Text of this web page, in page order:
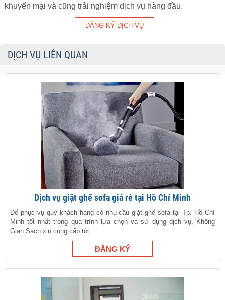
khuyến mại và cũng trải nghiệm dịch vụ hàng đầu.
DỊCH VỤ LIÊN QUAN
Dịch vụ giặt ghế sofa giá rẻ tại Hồ Chí Minh
Để phục vụ quý khách hàng có nhu cầu giặt ghế sofa tại Tp. Hồ Chí
Minh tốt nhất trong quá trình lựa chọn và sử dụng dịch vụ, Không
Gian Sạch xin cung cấp tới...